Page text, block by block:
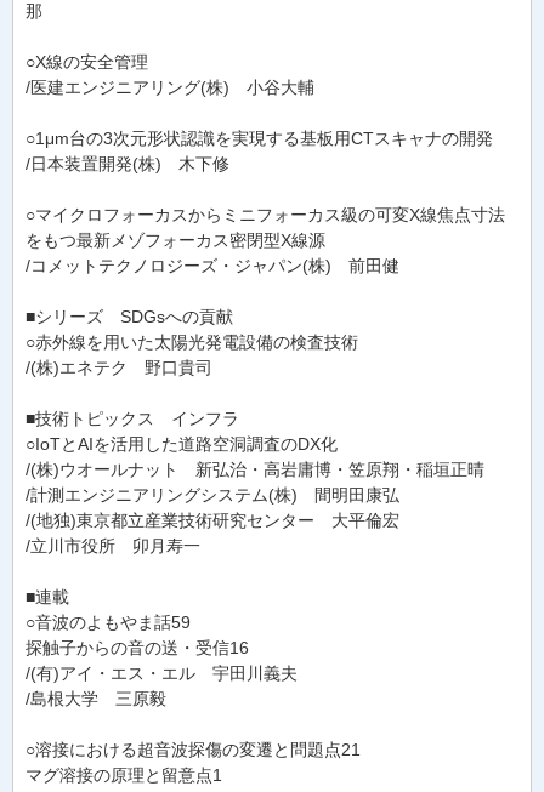
那
○X線の安全管理
/医建エンジニアリング(株) 小谷大輔
○1μm台の3次元形状認識を実現する基板用CTスキャナの開発
/日本装置開発(株) 木下修
○マイクロフォーカスからミニフォーカス級の可変X線焦点寸法
をもつ最新メゾフォーカス密閉型X線源
/コメットテクノロジーズ・ジャパン(株) 前田健
■シリーズ SDGsへの貢献
○赤外線を用いた太陽光発電設備の検査技術
/(株)エネテク 野口貴司
■技術トピックス インフラ
○IoTとAIを活用した道路空洞調査のDX化
/(株)ウオールナット 新弘治・高岩庸博・笠原翔・稲垣正晴
/計測エンジニアリングシステム(株) 間明田康弘
/(地独)東京都立産業技術研究センター 大平倫宏
/立川市役所 卯月寿一
■連載
○音波のよもやま話59
探触子からの音の送・受信16
/(有)アイ・エス・エル 宇田川義夫
/島根大学 三原毅
○溶接における超音波探傷の変遷と問題点21
マグ溶接の原理と留意点1